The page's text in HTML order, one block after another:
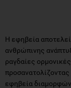
Η εφηβεία
ανθρώπινης
ραγδαίες
εφηβεία